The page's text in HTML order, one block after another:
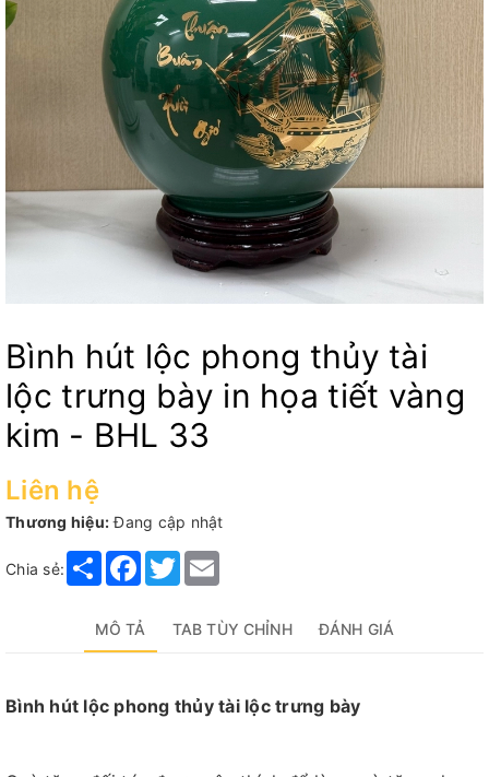
Bình hút lộc phong thủy tài
lộc trưng bày in họa tiết vàng
kim - BHL 33
Liên hệ
Thương hiệu: Đang cập nhật
Chia sẻ: Share Facebook
Twitter
MÔ TẢ TAB TÙY CHỈNH ĐÁNH GIÁ
Bình hút lộc phong thủy tài lộc trưng bày